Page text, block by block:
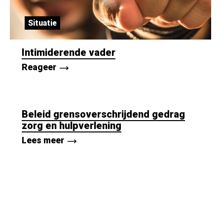
Situatie
Intimiderende vader
Reageer
Beleid grensoverschrijdend gedrag
zorg en hulpverlening
Lees meer